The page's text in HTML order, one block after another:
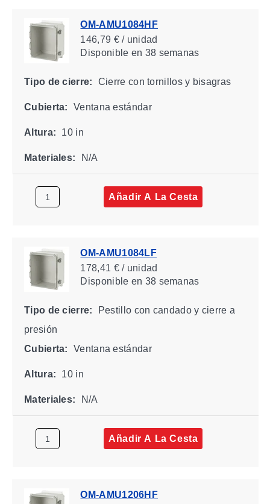
OM-AMU1084HF
146,79 € / unidad
Disponibleen 38 semanas
Tipo de cierre: Cierre con tornillos y bisagras
Cubierta: Ventana estándar
Altura: 10 in
Materiales: N/A
Añadir A La Cesta
OM-AMU1084LF
178,41 € / unidad
Disponibleen 38 semanas
Tipo de cierre:
Pestillo con candado y cierre a
presión
Cubierta:
Ventana estándar
Altura: 10 in
Materiales: N/A
Añadir A La Cesta
OM-AMU1206HF